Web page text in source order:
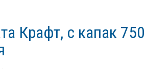
Крафт, с капак 750